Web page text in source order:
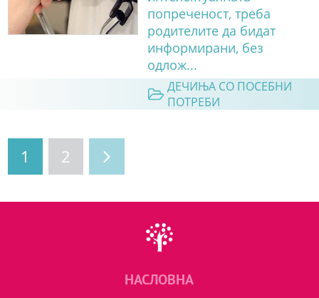
попреченост, треба
родителите да бидат
информирани, без
одлож...
ДЕЧИЊА СО ПОСЕБНИ
ПОТРЕБИ
1 2
НАСЛОВНА